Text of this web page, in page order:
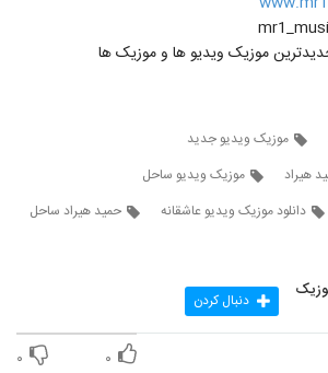
موزیک ویدیو ها و موزیک ها
موزیک ویدیو جدید
هیراد
موزیک ویدیو ساحل
دانلود موزیک ویدیو عاشقانه حمید هیراد ساحل
دنبال کردن
۰ ۰